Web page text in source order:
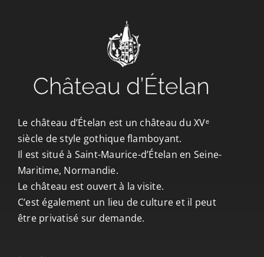
Le château d’Ételan est un château du XVᵉ
siècle de style gothique flamboyant.
Il est situé à Saint-Maurice-d’Ételan en Seine-
Maritime, Normandie.
Le château est ouvert à la visite.
C’est également un lieu de culture et il peut
être privatisé sur demande.